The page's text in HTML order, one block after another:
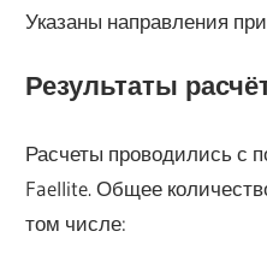
Указаны направления
Результаты
Расчеты проводились с
Faellite. Общее
том числе: